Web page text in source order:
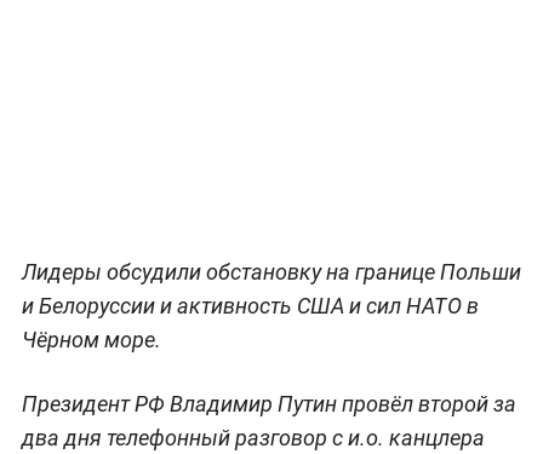
Лидеры обсудили обстановку на границе Польши
и Белоруссии и активность США и сил НАТО в
Чёрном море.
Президент РФ Владимир Путин провёл второй за
два дня телефонный разговор с и.о. канцлера